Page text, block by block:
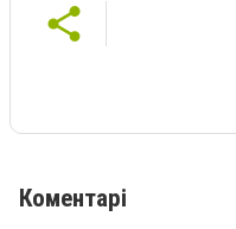
Коментарі